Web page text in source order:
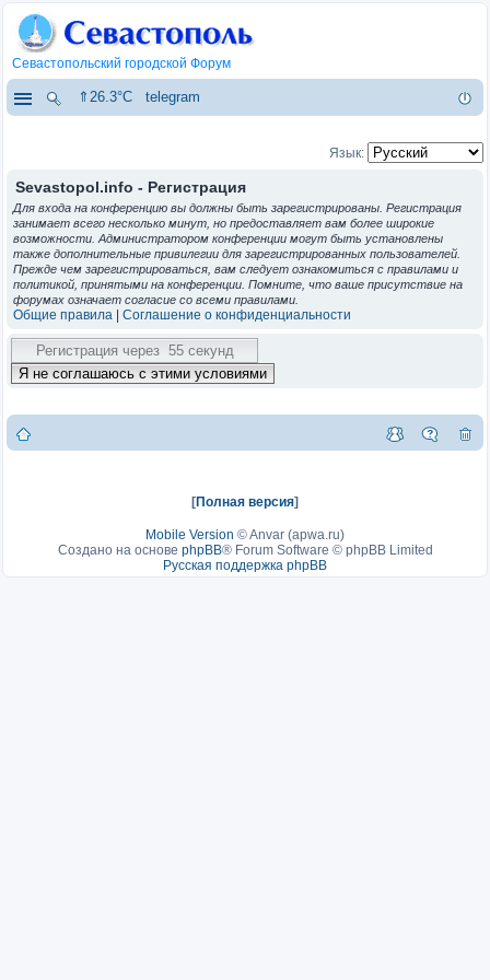
Севастопольский городской Форум
⇑26.3°C telegram
Язык:
Sevastopol.info - Регистрация
Для входа на конференцию вы должны быть зарегистрированы. Регистрация
занимает всего несколько минут, но предоставляет вам более широкие
возможности. Администратором конференции могут быть установлены
также дополнительные привилегии для зарегистрированных пользователей.
Прежде чем зарегистрироваться, вам следует ознакомиться с правилами и
политикой, принятыми на конференции. Помните, что ваше присутствие на
форумах означает согласие со всеми правилами.
Общие правила Соглашение о конфиденциальности
[Полная версия]
Mobile Version ©Anvar (apwa.ru)
Создано на основе phpBB® Forum Software © phpBB Limited
Русская поддержка phpBB